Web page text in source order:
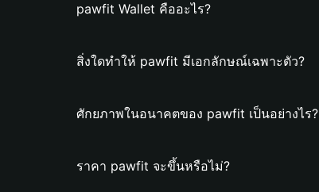
pawfit Wallet คืออะไร?
สิ่งใดทำให้ pawfit มีเอกลักษณ์เฉพาะตัว?
ศักยภาพในอนาคตของ pawfit เป็นอย่างไร?
ราคา pawfit จะขึ้นหรือไม่?